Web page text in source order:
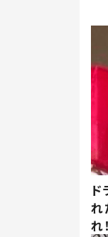
れ
れ